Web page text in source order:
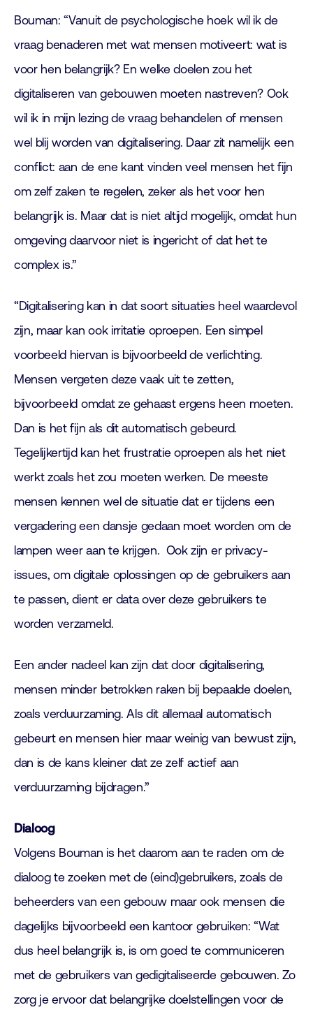
Bouman: “Vanuit de psychologische hoek wil ik de
vraag benaderen met wat mensen motiveert: wat is
voor hen belangrijk? En welke doelen zou het
digitaliseren van gebouwen moeten nastreven? Ook
wil ik in mijn lezing de vraag behandelen of mensen
wel blij worden van digitalisering. Daar zit namelijk een
conflict: aan de ene kant vinden veel mensen het fijn
om zelf zaken te regelen, zeker als het voor hen
belangrijk is. Maar dat is niet altijd mogelijk, omdat hun
omgeving daarvoor niet is ingericht of dat het te
complex is.”
“Digitalisering kan in dat soort situaties heel waardevol
zijn, maar kan ook irritatie oproepen. Een simpel
voorbeeld hiervan is bijvoorbeeld de verlichting.
Mensen vergeten deze vaak uit te zetten,
bijvoorbeeld omdat ze gehaast ergens heen moeten.
Dan is het fijn als dit automatisch gebeurd.
Tegelijkertijd kan het frustratie oproepen als het niet
werkt zoals het zou moeten werken. De meeste
mensen kennen wel de situatie dat er tijdens een
vergadering een dansje gedaan moet worden om de
lampen weer aan te krijgen. Ook zijn er privacy-
issues, om digitale oplossingen op de gebruikers aan
te passen, dient er data over deze gebruikers te
worden verzameld.
Een ander nadeel kan zijn dat door digitalisering,
mensen minder betrokken raken bij bepaalde doelen,
zoals verduurzaming. Als dit allemaal automatisch
gebeurt en mensen hier maar weinig van bewust zijn,
dan is de kans kleiner dat ze zelf actief aan
verduurzaming bijdragen.”
Dialoog
Volgens Bouman is het daarom aan te raden om de
dialoog te zoeken met de (eind)gebruikers, zoals de
beheerders van een gebouw maar ook mensen die
dagelijks bijvoorbeeld een kantoor gebruiken: “Wat
dus heel belangrijk is, is om goed te communiceren
met de gebruikers van gedigitaliseerde gebouwen. Zo
zorg je ervoor dat belangrijke doelstellingen voor de